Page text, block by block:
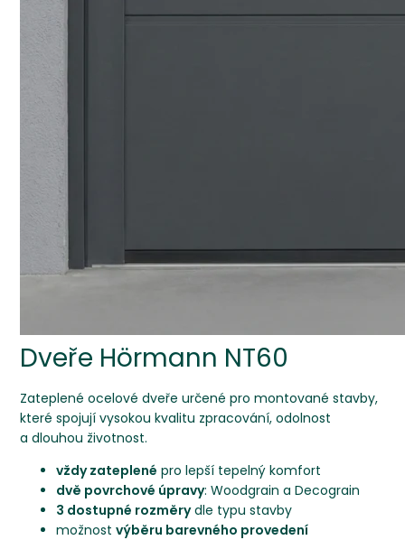
Dveře Hörmann NT60
Zateplené ocelové dveře určené pro montované stavby,
které spojují vysokou kvalitu zpracování, odolnost
a dlouhou životnost.
vždy zateplené pro lepší tepelný komfort
dvě povrchové úpravy: Woodgrain a Decograin
3 dostupné rozměrydle typu stavby
možnostvýběru barevného provedení